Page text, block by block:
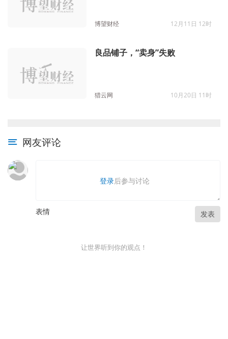
博望财经 12月11日 12时
良品铺子，“卖身”失败
猎云网 10月20日 11时
网友评论
登录后参与讨论
表情 发表
让世界听到你的观点！